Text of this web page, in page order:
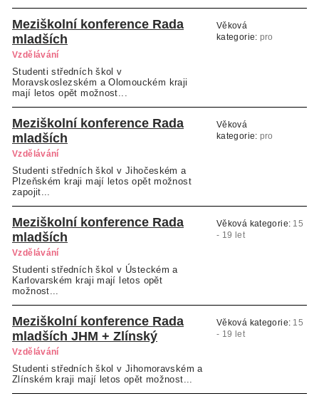
Meziškolní konference Rada
mladších
Vzdělávání
Studenti středních škol v
Moravskoslezském a Olomouckém kraji
mají letos opět možnost...
Věková
kategorie: pro
Meziškolní konference Rada
mladších
Vzdělávání
Studenti středních škol v Jihočeském a
Plzeňském kraji mají letos opět možnost
zapojit...
Věková
kategorie: pro
Meziškolní konference Rada
mladších
Vzdělávání
Studenti středních škol v Ústeckém a
Karlovarském kraji mají letos opět
možnost...
Věková kategorie: 15
- 19 let
Meziškolní konference Rada
mladších JHM + Zlínský
Vzdělávání
Studenti středních škol v Jihomoravském a
Zlínském kraji mají letos opět možnost...
Věková kategorie: 15
- 19 let